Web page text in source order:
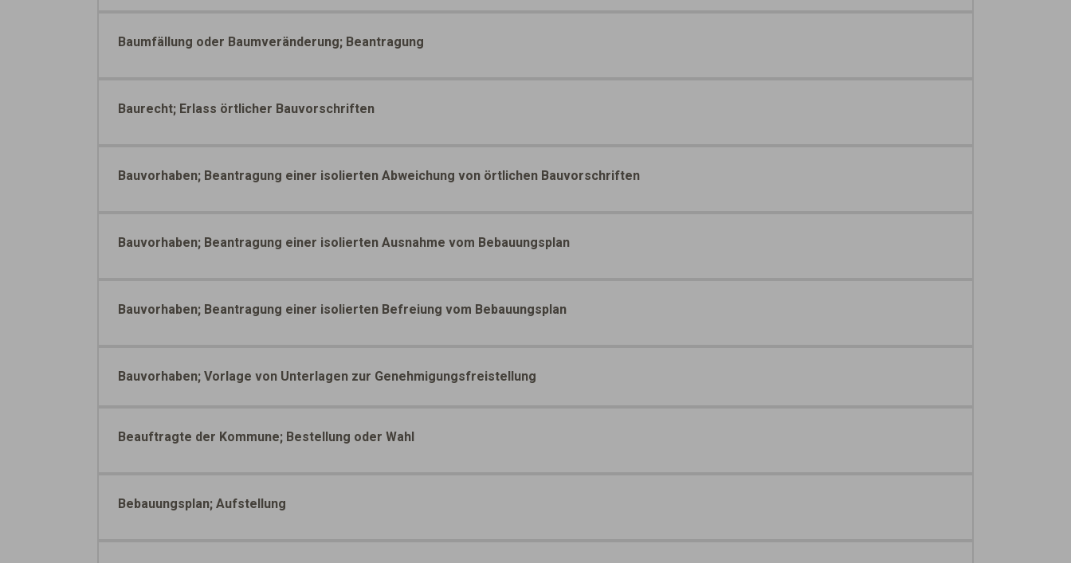
Baumfällung oder Baumveränderung; Beantragung
Baurecht; Erlass örtlicher Bauvorschriften
Bauvorhaben; Beantragung einer isolierten Abweichung von örtlichen Bauvorschriften
Bauvorhaben; Beantragung einer isolierten Ausnahme vom Bebauungsplan
Bauvorhaben; Beantragung einer isolierten Befreiung vom Bebauungsplan
Bauvorhaben; Vorlage von Unterlagen zur Genehmigungsfreistellung
Beauftragte der Kommune; Bestellung oder Wahl
Bebauungsplan; Aufstellung